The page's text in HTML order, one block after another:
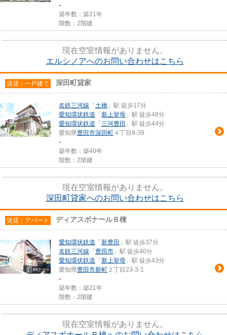
-
築年数：築21年
階数：2階建
現在空室情報がありません。
エルシノアへのお問い合わせはこちら
賃貸｜一戸建て 深田町貸家
名鉄三河線 「 土橋 」駅 徒歩17分
愛知環状鉄道 「 新上挙母 」駅 徒歩46分
愛知環状鉄道 「 三河豊田 」駅 徒歩44分
愛知県豊田市深田町 ４丁目8-39
-
築年数：築40年
階数：2階建
現在空室情報がありません。
深田町貸家へのお問い合わせはこちら
賃貸｜アパート ディアスボナールＢ棟
愛知環状鉄道 「 新豊田 」駅 徒歩37分
名鉄三河線 「 豊田市 」駅 徒歩40分
愛知環状鉄道 「 新上挙母 」駅 徒歩43分
愛知県豊田市新町 ２丁目23-3-1
-
築年数：築21年
階数：2階建
現在空室情報がありません。